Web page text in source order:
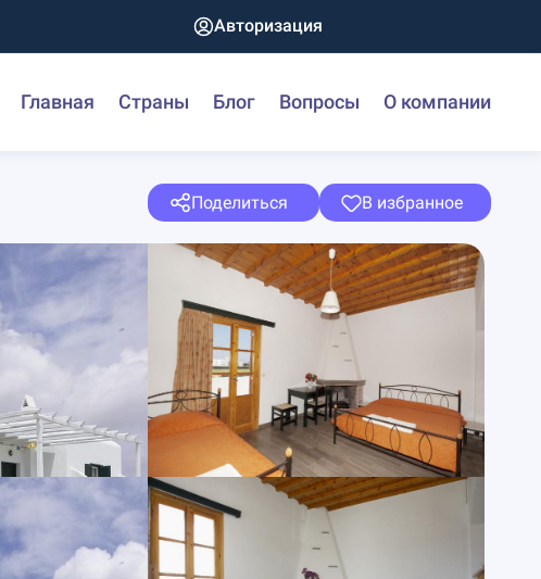
Авторизация
Главная Страны Блог Вопросы О компании
Поделиться В избранное